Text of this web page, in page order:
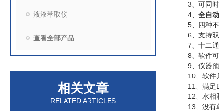
液液萃取仪
查看全部产品
相关文章
RELATED ARTICLES
3 、可同
4
全自
5 、四种
6 、支持
7 、十二
8 、软件
9 、仪器
10 、软
11
、满足
12 、水
13 、没